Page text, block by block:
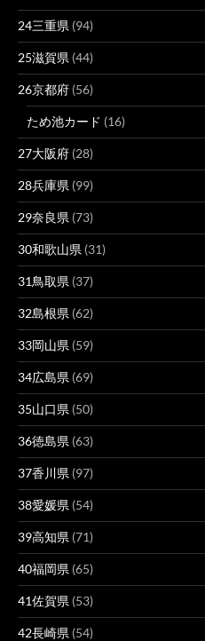
24三重県 (94)
25滋賀県 (44)
26京都府 (56)
ため池カード (16)
27大阪府 (28)
28兵庫県 (99)
29奈良県 (73)
30和歌山県 (31)
31鳥取県 (37)
32島根県 (62)
33岡山県 (59)
34広島県 (69)
35山口県 (50)
36徳島県 (63)
37香川県 (97)
38愛媛県 (54)
39高知県 (71)
40福岡県 (65)
41佐賀県 (53)
42長崎県 (54)